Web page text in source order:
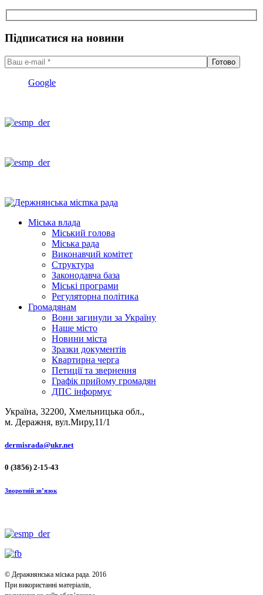
Підписатися на новини
Google
Міська влада
Міський голова
Міська рада
Виконавчий комітет
Структура
Законодавча база
Міські програми
Регуляторна політика
Громадянам
Вони загинули за Україну
Наше місто
Новини міста
Зразки документів
Квартирна черга
Петиції та звернення
Графік прийому громадян
ДПС інформує
Україна, 32200, Хмельницька обл.,
м. Деражня, вул.Миру,11/1
dermisrada@ukr.net
0 (3856) 2-15-43
Зворотній зв’язок
© Деражнянська міська рада. 2016
При використанні матеріалів,